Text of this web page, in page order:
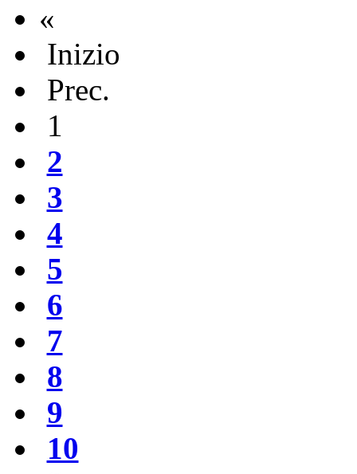
«
Inizio
Prec.
1
2
3
4
5
6
7
8
9
10